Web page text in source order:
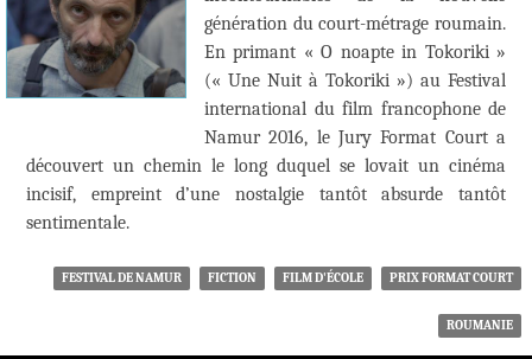
génération du court-métrage roumain.
En primant « O noapte in Tokoriki »
(« Une Nuit à Tokoriki ») au Festival
international du film francophone de
Namur 2016, le Jury Format Court a
découvert un chemin le long duquel se lovait un cinéma
incisif, empreint d’une nostalgie tantôt absurde tantôt
sentimentale.
FESTIVAL DE NAMUR FICTION FILM D'ÉCOLE PRIX FORMAT COURT
ROUMANIE